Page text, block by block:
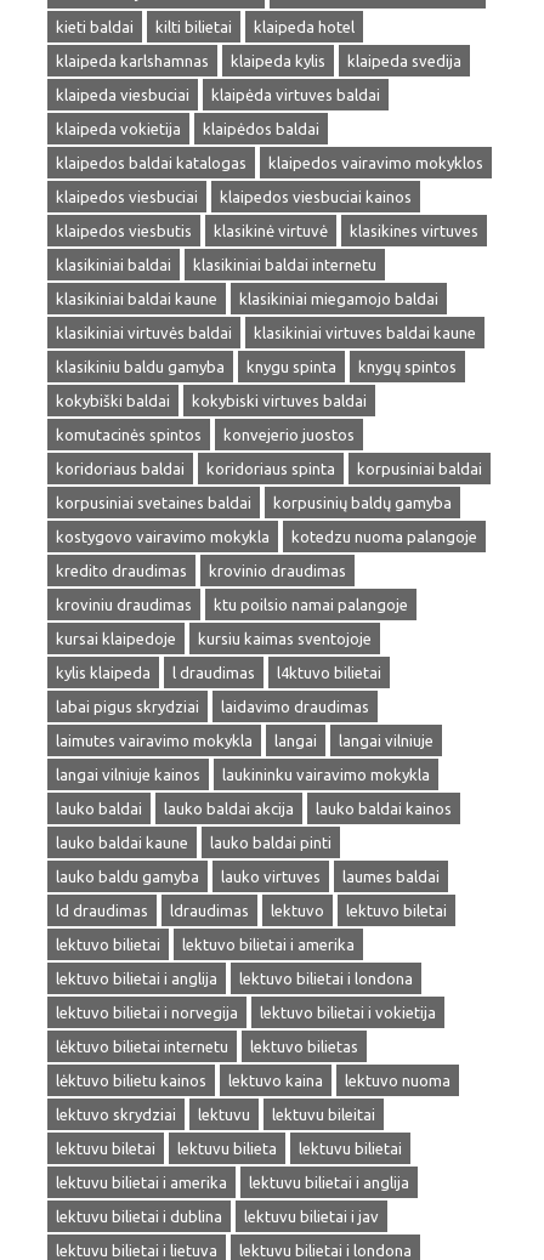
kieti baldai
kilti bilietai
klaipeda hotel
klaipeda karlshamnas
klaipeda kylis
klaipeda svedija
klaipeda viesbuciai
klaipėda virtuves baldai
klaipeda vokietija
klaipėdos baldai
klaipedos baldai katalogas
klaipedos vairavimo mokyklos
klaipedos viesbuciai
klaipedos viesbuciai kainos
klaipedos viesbutis
klasikinė virtuvė
klasikines virtuves
klasikiniai baldai
klasikiniai baldai internetu
klasikiniai baldai kaune
klasikiniai miegamojo baldai
klasikiniai virtuvės baldai
klasikiniai virtuves baldai kaune
klasikiniu baldu gamyba
knygu spinta
knygų spintos
kokybiški baldai
kokybiski virtuves baldai
komutacinės spintos
konvejerio juostos
koridoriaus baldai
koridoriaus spinta
korpusiniai baldai
korpusiniai svetaines baldai
korpusinių baldų gamyba
kostygovo vairavimo mokykla
kotedzu nuoma palangoje
kredito draudimas
krovinio draudimas
kroviniu draudimas
ktu poilsio namai palangoje
kursai klaipedoje
kursiu kaimas sventojoje
kylis klaipeda
l draudimas
l4ktuvo bilietai
labai pigus skrydziai
laidavimo draudimas
laimutes vairavimo mokykla
langai
langai vilniuje
langai vilniuje kainos
laukininku vairavimo mokykla
lauko baldai
lauko baldai akcija
lauko baldai kainos
lauko baldai kaune
lauko baldai pinti
lauko baldu gamyba
lauko virtuves
laumes baldai
ld draudimas
ldraudimas lektuvo
lektuvo biletai
lektuvo bilietai
lektuvo bilietai i amerika
lektuvo bilietai i anglija
lektuvo bilietai i londona
lektuvo bilietai i norvegija
lektuvo bilietai i vokietija
lėktuvo bilietai internetu
lektuvo bilietas
lėktuvo bilietu kainos
lektuvo kaina
lektuvo nuoma
lektuvo skrydziai
lektuvu
lektuvu bileitai
lektuvu biletai
lektuvu bilieta
lektuvu bilietai
lektuvu bilietai i amerika
lektuvu bilietai i anglija
lektuvu bilietai i dublina
lektuvu bilietai i jav
lektuvu bilietai i lietuva
lektuvu bilietai i londona